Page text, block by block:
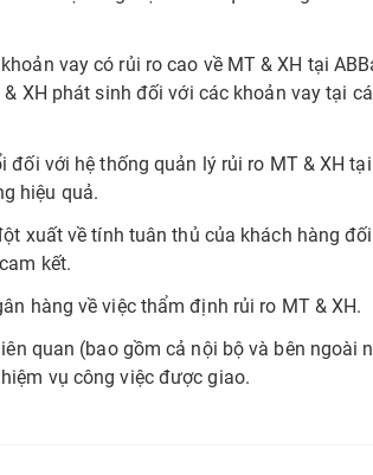
vay có rủi ro cao về MT & XH tại
XH phát sinh đối với các khoản vay tại
đối với hệ thống quản lý rủi ro MT & XH tại
hiệu quả.
xuất về tính tuân thủ của khách hàng
kết.
hàng về việc thẩm định rủi ro MT & XH.
quan (bao gồm cả nội bộ và bên ngoài
vụ công việc được giao.